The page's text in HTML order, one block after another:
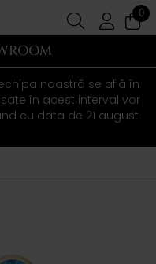
0
noastră se află în
în acest interval vor
cu data de 21 august